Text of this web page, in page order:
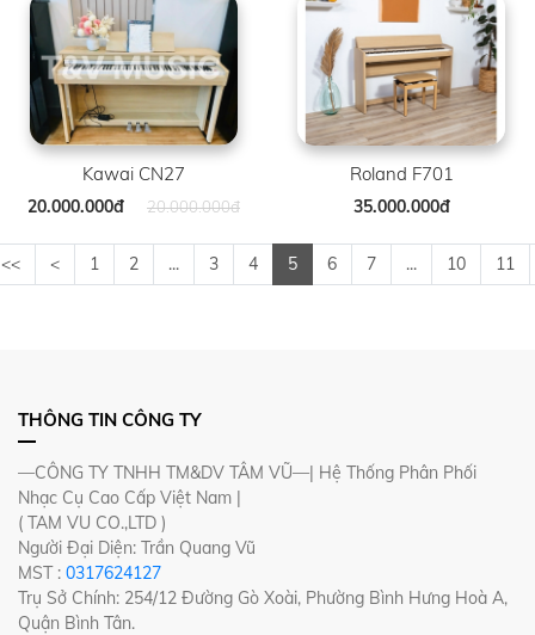
Kawai CN27
20.000.000đ 20.000.000đ
Roland F701
35.000.000đ
<< < 1 2 ... 3 4 5 6 7 ... 10 11
THÔNG TIN CÔNG TY
—CÔNG TY TNHH TM&DV TÂM VŨ—| Hệ Thống Phân Phối
Nhạc Cụ Cao Cấp Việt Nam |
( TAM VU CO.,LTD )
Người Đại Diện: Trần Quang Vũ
MST : 0317624127
Trụ Sở Chính: 254/12 Đường Gò Xoài, Phường Bình Hưng Hoà A,
Quận Bình Tân.